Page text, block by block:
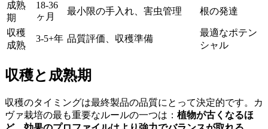
成熟
期
18-36
ヶ月
最小限の手入れ、害虫管理 根の発達
収穫
成熟
3-5+年 品質評価、収穫準備
最適なポテン
シャル
収穫と成熟期
収穫のタイミングは最終製品の品質にとって決定的です。カ
ヴァ栽培の最も重要なルールの一つは： 植物が古くなるほ